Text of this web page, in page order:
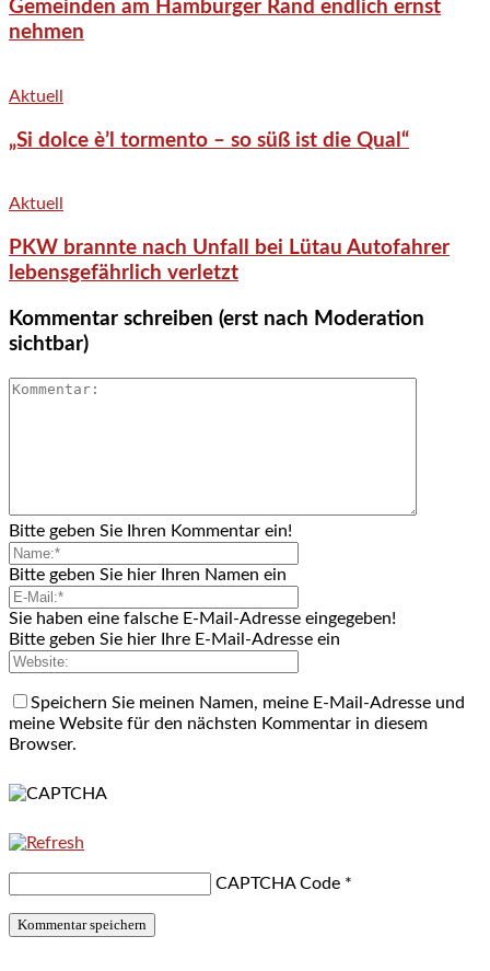
Gemeinden am Hamburger Rand endlich ernst
nehmen
Aktuell
„Si dolce è’l tormento – so süß ist die Qual“
Aktuell
PKW brannte nach Unfall bei Lütau Autofahrer
lebensgefährlich verletzt
Kommentar schreiben (erst nach Moderation
sichtbar)
Bitte geben Sie Ihren Kommentar ein!
Bitte geben Sie hier Ihren Namen ein
Sie haben eine falsche E-Mail-Adresse eingegeben!
Bitte geben Sie hier Ihre E-Mail-Adresse ein
Speichern Sie meinen Namen, meine E-Mail-Adresse und
meine Website für den nächsten Kommentar in diesem
Browser.
CAPTCHA Code *